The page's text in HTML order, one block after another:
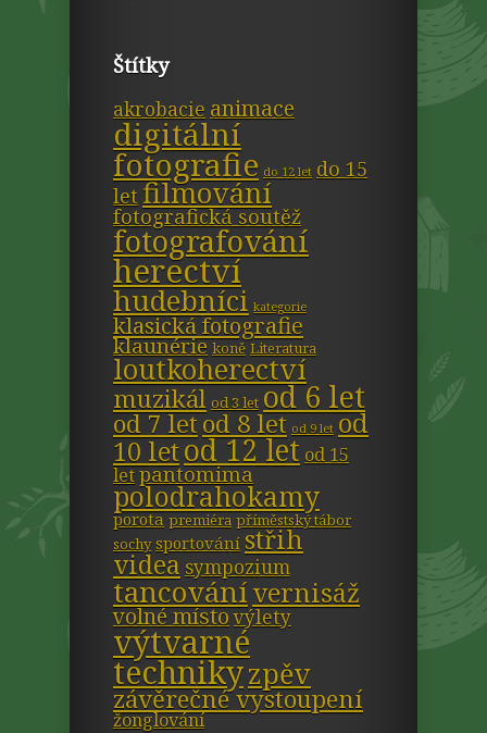
Štítky
akrobacie animace
digitální
fotografie do 12 let do 15
let filmování
fotografická soutěž
fotografování
herectví
hudebníci kategorie
klasická fotografie
klaunérie koně Literatura
loutkoherectví
muzikál od 3 let od 6 let
od 7 letod 8 let od 9 let od
10 letod 12 let od 15
letpantomima
polodrahokamy
porota premiéra příměstský tábor
sochy sportování střih
videa sympozium
tancovánívernisáž
volné místovýlety
výtvarné
technikyzpěv
závěrečné vystoupení
žonglování